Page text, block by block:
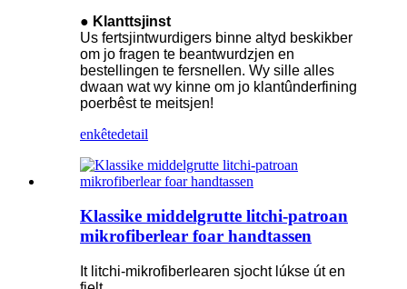
● Klanttsjinst
Us fertsjintwurdigers binne altyd beskikber
om jo fragen te beantwurdzjen en
bestellingen te fersnellen. Wy sille alles
dwaan wat wy kinne om jo klantûnderfining
poerbêst te meitsjen!
enkêtedetail
Klassike middelgrutte litchi-patroan
mikrofiberlear foar handtassen
It litchi-mikrofiberlearen sjocht lúkse út en